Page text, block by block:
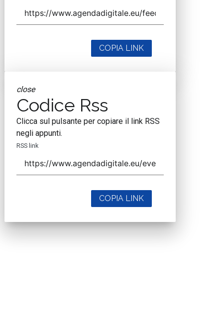
COPIA LINK
close
Codice Rss
Clicca sul pulsante per copiare il link RSS
negli appunti.
RSS link
COPIA LINK